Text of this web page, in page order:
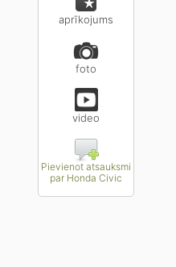
aprīkojums
foto
video
Pievienot atsauksmi
par Honda Civic